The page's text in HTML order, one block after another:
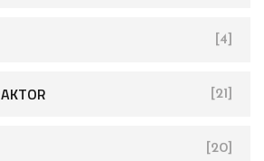
[4]
[21]
[20]